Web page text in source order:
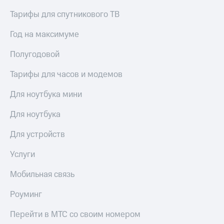
Тарифы для спутникового ТВ
Год на максимуме
Полугодовой
Тарифы для часов и модемов
Для ноутбука мини
Для ноутбука
Для устройств
Услуги
Мобильная связь
Роуминг
Перейти в МТС со своим номером